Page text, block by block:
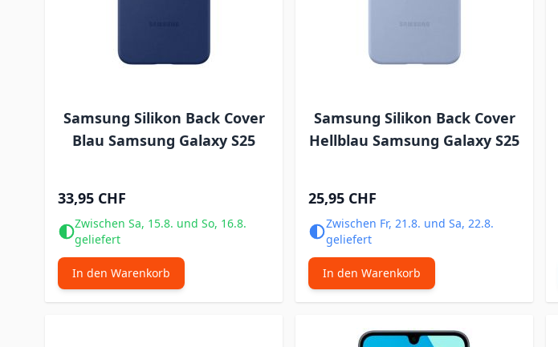
Samsung Silikon Back Cover
Blau Samsung Galaxy S25
33,95 CHF
Zwischen Sa, 15.8. und So, 16.8.
geliefert
In den Warenkorb
Samsung Silikon Back Cover
Hellblau Samsung Galaxy S25
25,95 CHF
Zwischen Fr, 21.8. und Sa, 22.8.
geliefert
In den Warenkorb